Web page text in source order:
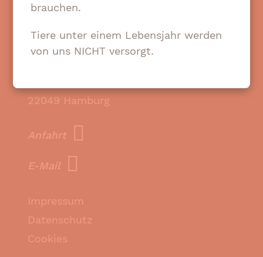
KONTAKT
22049 Hamburg
Anfahrt
E-Mail
Impressum
Datenschutz
Cookies
brauchen.
Tiere unter einem Lebensjahr werden
von uns NICHT versorgt.